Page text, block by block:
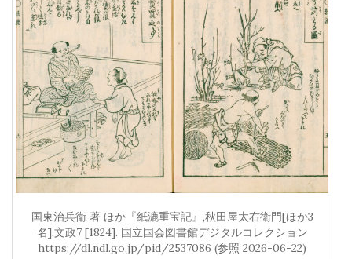
国東治兵衛 著 ほか『紙漉重宝記』,秋田屋太右衛門[ほか3
名],文政7 [1824]. 国立国会図書館デジタルコレクション
https://dl.ndl.go.jp/pid/2537086 (参照 2026-06-22)